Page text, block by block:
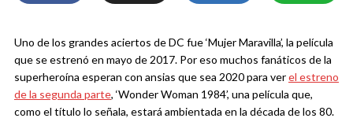
Uno de los grandes aciertos de DC fue ‘Mujer Maravilla’, la película
que se estrenó en mayo de 2017. Por eso muchos fanáticos de la
superheroína esperan con ansias que sea 2020 para verel estreno
de la segunda parte, ‘Wonder Woman 1984’, una película que,
como el título lo señala, estará ambientada en la década de los 80.